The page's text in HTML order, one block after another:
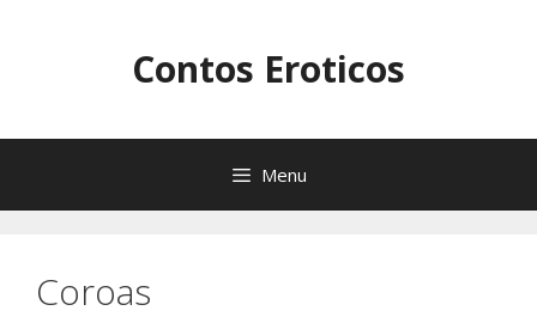
Contos Eroticos
Menu
Coroas